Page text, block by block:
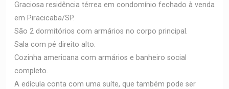
Graciosa residência térrea em condomínio fechado à venda
em Piracicaba/SP.
São 2 dormitórios com armários no corpo principal.
Sala com pé direito alto.
Cozinha americana com armários e banheiro social
completo.
A edícula conta com uma suíte, que também pode ser